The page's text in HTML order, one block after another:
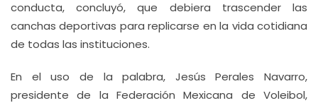
conducta, concluyó, que debiera trascender las
canchas deportivas para replicarse en la vida cotidiana
de todas las instituciones.
En el uso de la palabra, Jesús Perales Navarro,
presidente de la Federación Mexicana de Voleibol,